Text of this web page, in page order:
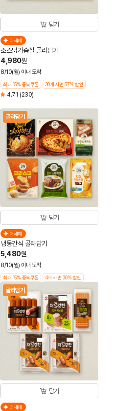
담기
더세페
소스닭가슴살 골라담기
4,980원
8/10(월) 이내 도착
최대 15% 중복쿠폰 30개 사면 57% 할인
4.71 (230)
골라담기
담기
더세페
냉동간식 골라담기
5,480원
8/10(월) 이내 도착
최대 15% 중복쿠폰 4개 사면 30% 할인
골라담기
담기
더세페